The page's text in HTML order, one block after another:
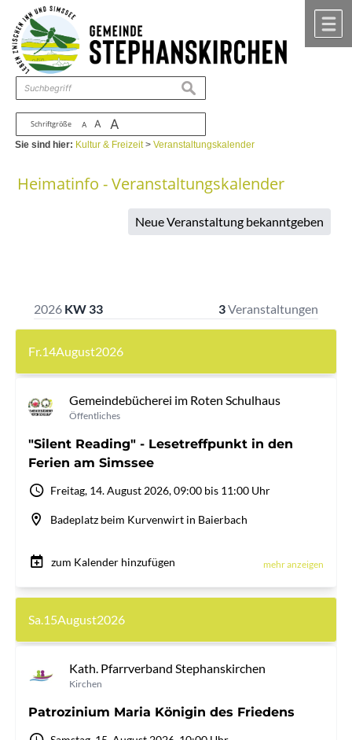
Zum Inhalt ,zur Navigation
Schriftgröße A A A
suchen
Sie sind hier: Kultur & Freizeit>Veranstaltungskalender
Heimatinfo - Veranstaltungskalender